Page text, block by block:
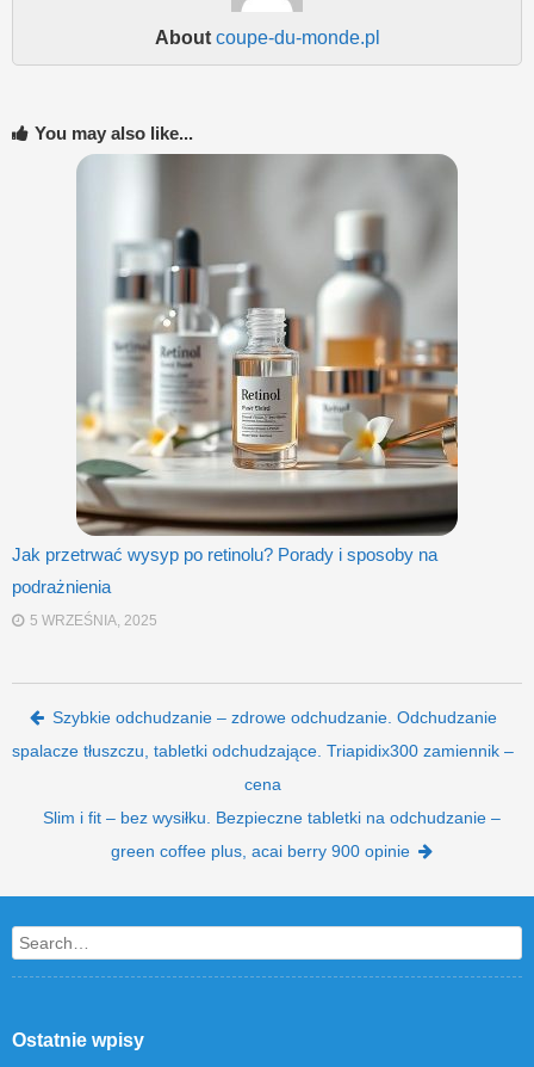
About coupe-du-monde.pl
You may also like...
Jak przetrwać wysyp po retinolu? Porady i sposoby na
podrażnienia
5 WRZEŚNIA, 2025
Post navigation
Szybkie odchudzanie – zdrowe odchudzanie. Odchudzanie
spalacze tłuszczu, tabletki odchudzające. Triapidix300 zamiennik –
cena
Slim i fit – bez wysiłku. Bezpieczne tabletki na odchudzanie –
green coffee plus, acai berry 900 opinie
Search
Ostatnie wpisy